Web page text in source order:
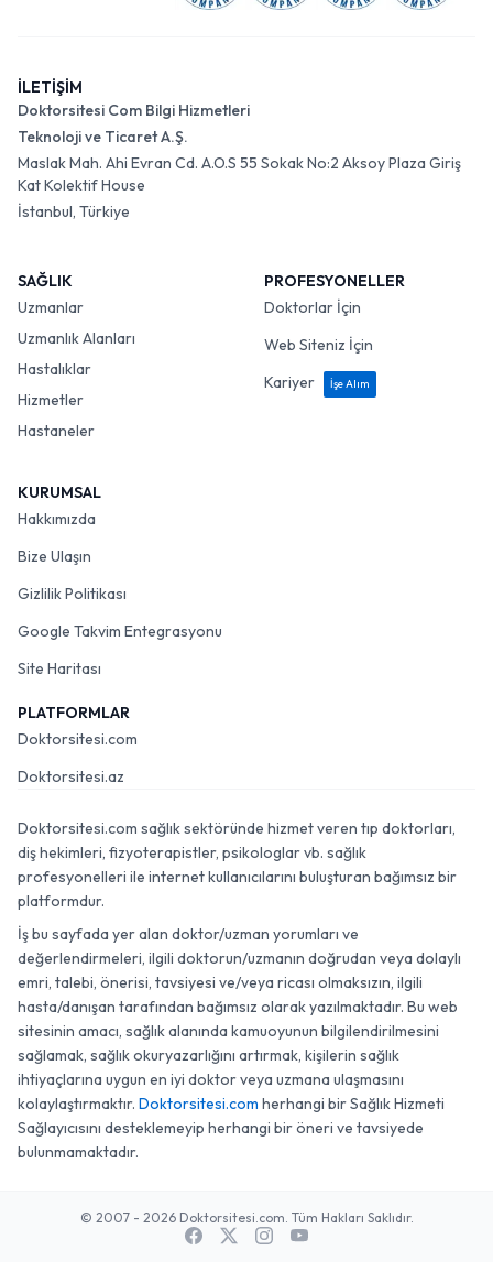
İLETİŞİM
Doktorsitesi Com Bilgi Hizmetleri
Teknoloji ve Ticaret A.Ş.
Maslak Mah. Ahi Evran Cd. A.O.S 55 Sokak No:2 Aksoy Plaza Giriş
Kat Kolektif House
İstanbul, Türkiye
SAĞLIK
Uzmanlar
Uzmanlık Alanları
Hastalıklar
Hizmetler
Hastaneler
PROFESYONELLER
Doktorlar İçin
Web Siteniz İçin
Kariyer
İşe Alım
KURUMSAL
Hakkımızda
Bize Ulaşın
Gizlilik Politikası
Google Takvim Entegrasyonu
Site Haritası
PLATFORMLAR
Doktorsitesi.com
Doktorsitesi.az
Doktorsitesi.com sağlık sektöründe hizmet veren tıp doktorları,
diş hekimleri, fizyoterapistler, psikologlar vb. sağlık
profesyonelleri ile internet kullanıcılarını buluşturan bağımsız bir
platformdur.
İş bu sayfada yer alan doktor/uzman yorumları ve
değerlendirmeleri, ilgili doktorun/uzmanın doğrudan veya dolaylı
emri, talebi, önerisi, tavsiyesi ve/veya ricası olmaksızın, ilgili
hasta/danışan tarafından bağımsız olarak yazılmaktadır. Bu web
sitesinin amacı, sağlık alanında kamuoyunun bilgilendirilmesini
sağlamak, sağlık okuryazarlığını artırmak, kişilerin sağlık
ihtiyaçlarına uygun en iyi doktor veya uzmana ulaşmasını
kolaylaştırmaktır. Doktorsitesi.com herhangi bir Sağlık Hizmeti
Sağlayıcısını desteklemeyip herhangi bir öneri ve tavsiyede
bulunmamaktadır.
© 2007 - 2026 Doktorsitesi.com. Tüm Hakları Saklıdır.